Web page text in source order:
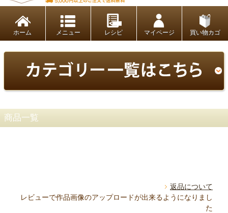
ホーム レシピ マイページ 買い物カゴ
商品一覧
返品について
レビューで作品画像のアップロードが出来るようになりまし
た